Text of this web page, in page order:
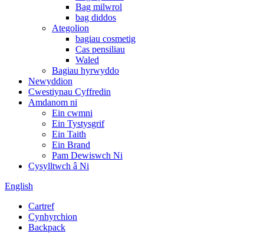
Bag milwrol
bag diddos
Ategolion
bagiau cosmetig
Cas pensiliau
Waled
Bagiau hyrwyddo
Newyddion
Cwestiynau Cyffredin
Amdanom ni
Ein cwmni
Ein Tystysgrif
Ein Taith
Ein Brand
Pam Dewiswch Ni
Cysylltwch â Ni
English
Cartref
Cynhyrchion
Backpack